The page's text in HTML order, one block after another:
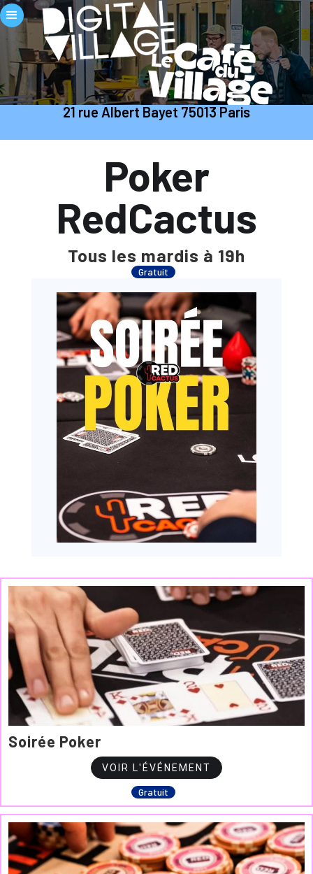
21 rue Albert Bayet 75013 Paris
Poker
RedCactus
Tous les mardis à 19h
Gratuit
Soirée Poker
VOIR L'ÉVÉNEMENT
Gratuit